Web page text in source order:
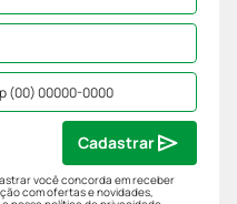
você concorda em receber
com ofertas e novidades,
Cadastrar